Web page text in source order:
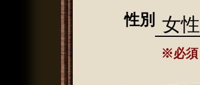
性別
※必須